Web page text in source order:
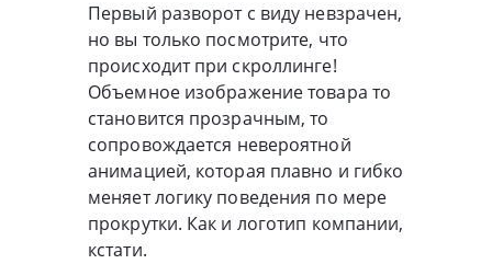
Первый разворот с виду невзрачен,
но вы только посмотрите, что
происходит при скроллинге!
Объемное изображение товара то
становится прозрачным, то
сопровождается невероятной
анимацией, которая плавно и гибко
меняет логику поведения по мере
прокрутки. Как и логотип компании,
кстати.